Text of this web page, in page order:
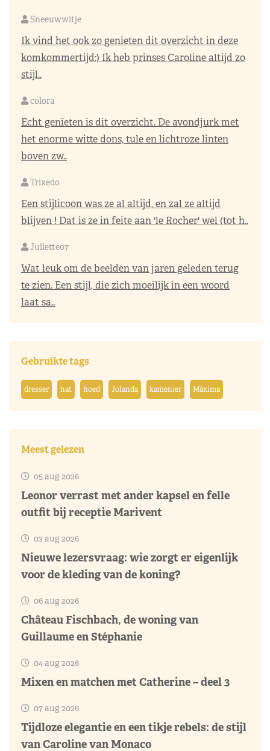
Sneeuwwitje
Ik vind het ook zo genieten dit overzicht in deze
komkommertijd:) Ik heb prinses Caroline altijd zo
stijl..
colora
Echt genieten is dit overzicht. De avondjurk met
het enorme witte dons, tule en lichtroze linten
boven zw..
Trixedo
Een stijlicoon was ze al altijd, en zal ze altijd
blijven ! Dat is ze in feite aan 'le Rocher' wel (tot h..
Juliette07
Wat leuk om de beelden van jaren geleden terug
te zien. Een stijl, die zich moeilijk in een woord
laat sa..
Gebruikte tags
dresser hat hoed Jolanda kamenier Máxima
Meest gelezen
05 aug 2026
Leonor verrast met ander kapsel en felle
outfit bij receptie Marivent
03 aug 2026
Nieuwe lezersvraag: wie zorgt er eigenlijk
voor de kleding van de koning?
06 aug 2026
Château Fischbach, de woning van
Guillaume en Stéphanie
04 aug 2026
Mixen en matchen met Catherine – deel 3
07 aug 2026
Tijdloze elegantie en een tikje rebels: de stijl
van Caroline van Monaco